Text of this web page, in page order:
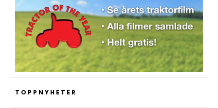
TOPPNYHETER